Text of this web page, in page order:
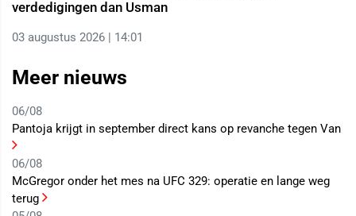
verdedigingen dan Usman
03 augustus 2026 | 14:01
Meer nieuws
06/08
Pantoja krijgt in september direct kans op revanche tegen Van
06/08
McGregor onder het mes na UFC 329: operatie en lange weg
terug